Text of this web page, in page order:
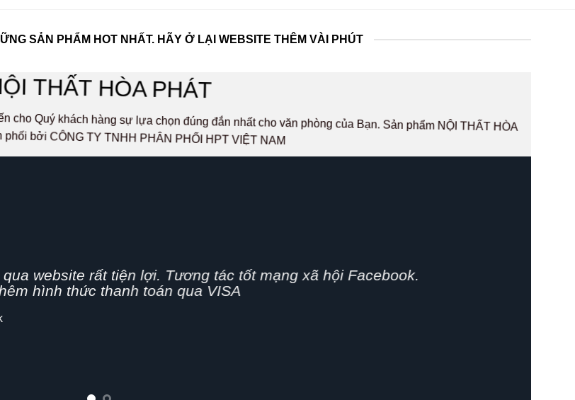
SẢN PHẨM HOT NHẤT. HÃY Ở LẠI WEBSITE THÊM VÀI PHÚT
THẤT HÒA PHÁT
cho Quý khách hàng sự lựa chọn đúng đắn nhất cho văn phòng của Bạn. Sản phẩm NỘI THẤT HÒA
bởi CÔNG TY TNHH PHÂN PHỐI HPT VIỆT NAM
thức bán hàng Online đang dần phát huy.
tính năng chia sẻ mạng xã hội